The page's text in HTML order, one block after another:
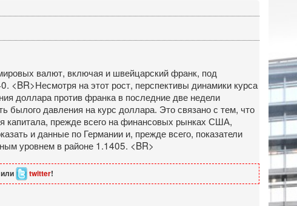
валют, включая и швейцарский франк, под
на этот рост, перспективы динамики курса
доллара против франка в последние две недели
былого давления на курс доллара. Это связано с тем, что
капитала, прежде всего на финансовых рынках США,
и данные по Германии и, прежде всего, показатели
уровнем в районе 1.1405. <BR>
twitter!